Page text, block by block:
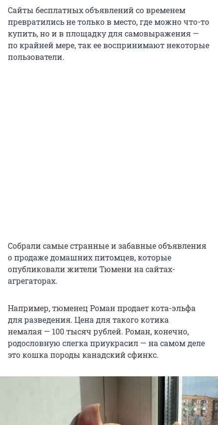
Сайты бесплатных объявлений со временем
превратились не только в место, где можно что-то
купить, но и в площадку для самовыражения —
по крайней мере, так ее воспринимают некоторые
пользователи.
Собрали самые странные и забавные объявления
о продаже домашних питомцев, которые
опубликовали жители Тюмени на сайтах-
агрегаторах.
Например, тюменец Роман продает кота-эльфа
для разведения. Цена для такого котика
немалая — 100 тысяч рублей. Роман, конечно,
родословную слегка приукрасил — на самом деле
это кошка породы канадский сфинкс.